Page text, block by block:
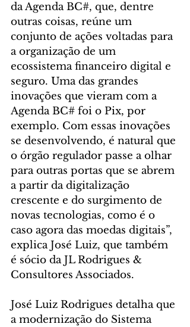
da Agenda BC#, que, dentre
outras coisas, reúne um
conjunto de ações voltadas para
a organização de um
ecossistema financeiro digital e
seguro. Uma das grandes
inovações que vieram com a
Agenda BC# foi o Pix, por
exemplo. Com essas inovações
se desenvolvendo, é natural que
o órgão regulador passe a olhar
para outras portas que se abrem
a partir da digitalização
crescente e do surgimento de
novas tecnologias, como é o
caso agora das moedas digitais”,
explica José Luiz, que também
é sócio da JL Rodrigues &
Consultores Associados.
José Luiz Rodrigues detalha que
a modernização do Sistema